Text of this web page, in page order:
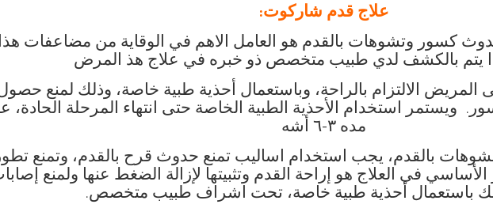
علاج قدم شاركوت:
كسور وتشوهات بالقدم هو العامل الاهم في الوقاية من مضاعفات هذا
يتم بالكشف لدي طبيب متخصص ذو خبره في علاج هذ المرض
المريض الالتزام بالراحة، وباستعمال أحذية طبية خاصة، وذلك لمنع
ويستمر استخدام الأحذية الطبية الخاصة حتى انتهاء المرحلة الحادة،
مده ٣-٦ أشه
بالقدم، يجب استخدام اساليب تمنع حدوث قرح بالقدم، وتمنع
في العلاج هو إراحة القدم وتثبيتها لإزالة الضغط عنها ولمنع
باستعمال أحذية طبية خاصة، تحت اشراف طبيب متخصص.